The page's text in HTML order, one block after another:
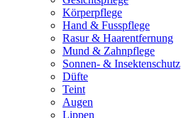
Körperpflege
Hand & Fusspflege
Rasur & Haarentfernung
Mund & Zahnpflege
Sonnen- & Insektenschutz
Düfte
Teint
Augen
Lippen